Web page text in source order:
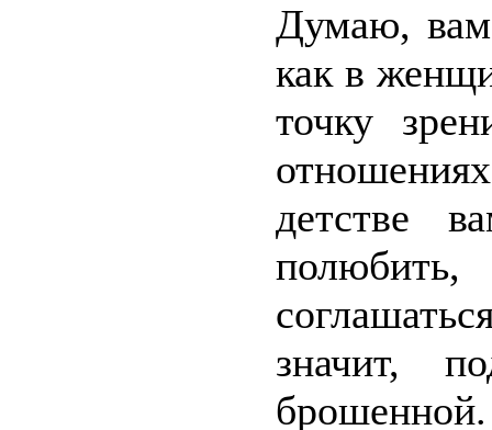
Думаю, вам
как в
точку
детстве
значит,